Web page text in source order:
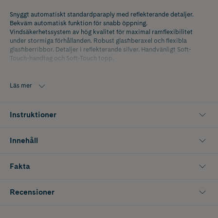
Snyggt automatiskt standardparaply med reflekterande detaljer.
Bekväm automatisk funktion för snabb öppning.
Vindsäkerhetssystem av hög kvalitet för maximal ramflexibilitet
under stormiga förhållanden. Robust glasfiberaxel och flexibla
glasfiberribbor. Detaljer i reflekterande silver. Handvänligt Soft-
Touch-handtag och Soft-Touch topp.
Läs mer
Instruktioner
Innehåll
Fakta
Recensioner